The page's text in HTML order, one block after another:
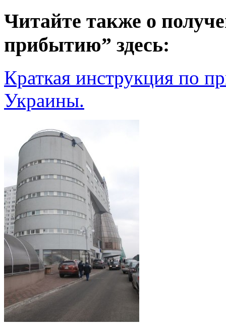
Читайте также о
прибытию” здесь:
Краткая инструкция по
Украины.